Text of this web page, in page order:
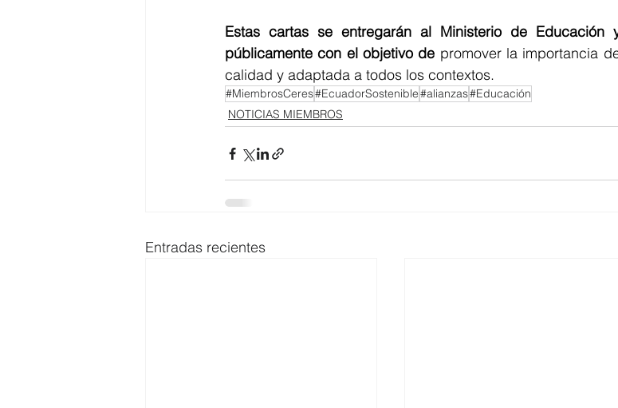
Estas cartas se entregarán al Ministerio de Educación
públicamente con el objetivo de promover la importancia
calidad y adaptada a todos los contextos.
#MiembrosCeres#EcuadorSostenible#alianzas#Educación
NOTICIAS MIEMBROS
Entradas recientes